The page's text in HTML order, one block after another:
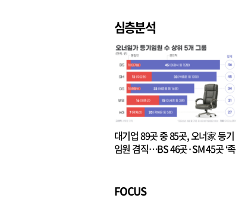
심층분석
대기업 89곳 중 85곳, 오너家 등기
임원 겸직…BS 46곳·SM 45곳 ‘족
FOCUS